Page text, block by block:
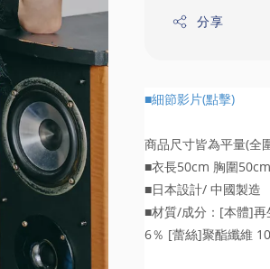
分享
■細節影片(點擊)
商品尺寸皆為平量(全
■衣長50cm 胸圍
■日本設計/ 中國製造
■材質/成分：[本體]
6％ [蕾絲]聚酯纖維